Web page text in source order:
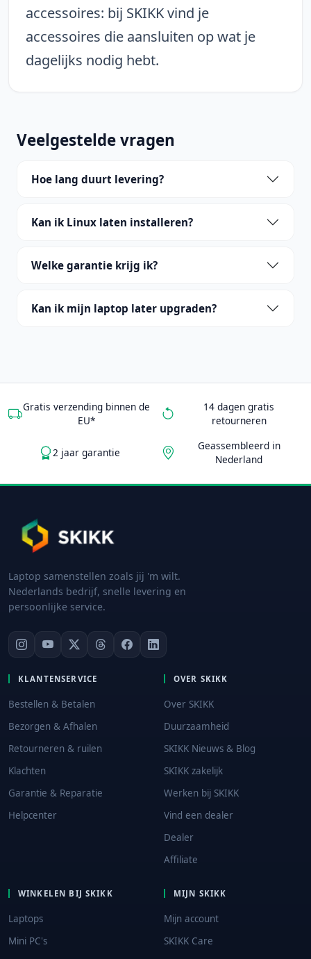
accessoires: bij SKIKK vind je
accessoires die aansluiten op wat je
dagelijks nodig hebt.
Veelgestelde vragen
Hoe lang duurt levering?
Kan ik Linux laten installeren?
Welke garantie krijg ik?
Kan ik mijn laptop later upgraden?
Gratis verzending binnen de
EU*
14 dagen gratis
retourneren
2 jaar garantie
Geassembleerd in
Nederland
Laptop samenstellen zoals jij 'm wilt.
Nederlands bedrijf, snelle levering en
persoonlijke service.
KLANTENSERVICE
Bestellen & Betalen
Bezorgen & Afhalen
Retourneren & ruilen
Klachten
Garantie & Reparatie
Helpcenter
OVER SKIKK
Over SKIKK
Duurzaamheid
SKIKK Nieuws & Blog
SKIKK zakelijk
Werken bij SKIKK
Vind een dealer
Dealer
Affiliate
WINKELEN BIJ SKIKK
Laptops
Mini PC's
MIJN SKIKK
Mijn account
SKIKK Care